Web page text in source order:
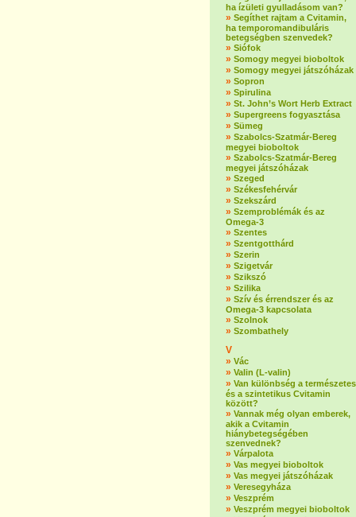
ha ízületi gyulladásom van?
» Segíthet rajtam a Cvitamin,
ha temporomandibuláris
betegségben szenvedek?
» Siófok
» Somogy megyei bioboltok
» Somogy megyei játszóházak
» Sopron
» Spirulina
» St. John’s Wort Herb Extract
» Supergreens fogyasztása
» Sümeg
» Szabolcs-Szatmár-Bereg
megyei bioboltok
» Szabolcs-Szatmár-Bereg
megyei játszóházak
» Szeged
» Székesfehérvár
» Szekszárd
» Szemproblémák és az
Omega-3
» Szentes
» Szentgotthárd
» Szerin
» Szigetvár
» Szikszó
» Szilika
» Szív és érrendszer és az
Omega-3 kapcsolata
» Szolnok
» Szombathely
V
» Vác
» Valin (L-valin)
» Van különbség a természetes
és a szintetikus Cvitamin
között?
» Vannak még olyan emberek,
akik a Cvitamin
hiánybetegségében
szenvednek?
» Várpalota
» Vas megyei bioboltok
» Vas megyei játszóházak
» Veresegyháza
» Veszprém
» Veszprém megyei bioboltok